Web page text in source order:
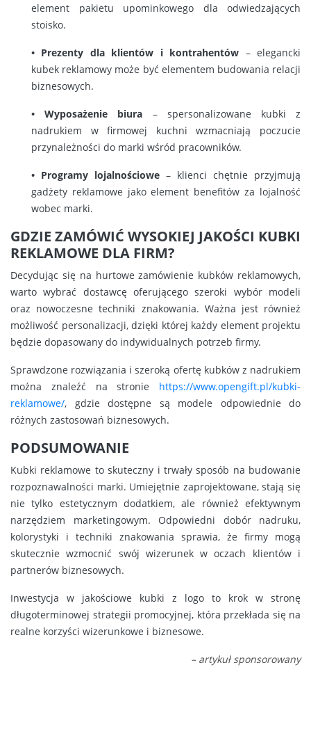
element pakietu upominkowego dla odwiedzających
stoisko.
• Prezenty dla klientów i kontrahentów – elegancki
kubek reklamowy może być elementem budowania relacji
biznesowych.
• Wyposażenie biura – spersonalizowane kubki z
nadrukiem w firmowej kuchni wzmacniają poczucie
przynależności do marki wśród pracowników.
• Programy lojalnościowe – klienci chętnie przyjmują
gadżety reklamowe jako element benefitów za lojalność
wobec marki.
GDZIE ZAMÓWIĆ WYSOKIEJ JAKOŚCI KUBKI
REKLAMOWE DLA FIRM?
Decydując się na hurtowe zamówienie kubków reklamowych,
warto wybrać dostawcę oferującego szeroki wybór modeli
oraz nowoczesne techniki znakowania. Ważna jest również
możliwość personalizacji, dzięki której każdy element projektu
będzie dopasowany do indywidualnych potrzeb firmy.
Sprawdzone rozwiązania i szeroką ofertę kubków z nadrukiem
można znaleźć na stronie https://www.opengift.pl/kubki-
reklamowe/, gdzie dostępne są modele odpowiednie do
różnych zastosowań biznesowych.
PODSUMOWANIE
Kubki reklamowe to skuteczny i trwały sposób na budowanie
rozpoznawalności marki. Umiejętnie zaprojektowane, stają się
nie tylko estetycznym dodatkiem, ale również efektywnym
narzędziem marketingowym. Odpowiedni dobór nadruku,
kolorystyki i techniki znakowania sprawia, że firmy mogą
skutecznie wzmocnić swój wizerunek w oczach klientów i
partnerów biznesowych.
Inwestycja w jakościowe kubki z logo to krok w stronę
długoterminowej strategii promocyjnej, która przekłada się na
realne korzyści wizerunkowe i biznesowe.
– artykuł sponsorowany